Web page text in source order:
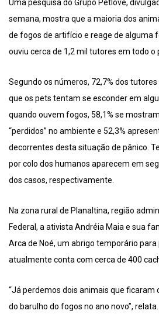
Uma pesquisa do Grupo Petlove,
semana, mostra que a maioria dos
de fogos de artifício e reage de alguma
ouviu cerca de 1,2 mil tutores em todo o
Segundo os números, 72,7% dos
que os pets tentam se esconder em
quando ouvem fogos, 58,1% se
“perdidos” no ambiente e 52,3%
decorrentes desta situação de pânico.
por colo dos humanos aparecem em
dos casos, respectivamente.
Na zona rural de Planaltina, região
Federal, a ativista Andréia Maia e sua
Arca de Noé, um abrigo temporário
atualmente conta com cerca de 400
“Já perdemos dois animais que ficaram
do barulho do fogos no ano novo”,